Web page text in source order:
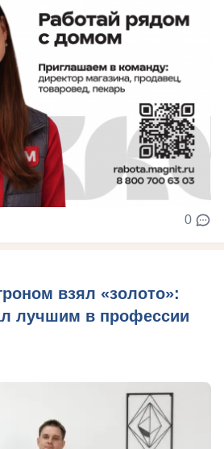
0
взял «золото»:
лучшим в профессии